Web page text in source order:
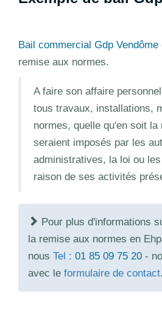
Bail commercial Gdp Vendôme
remise aux normes.
A faire son affaire
tous travaux, installations,
normes, quelle qu'en soit la
seraient imposés par les
administratives, la loi ou
raison de ses activités
Pour plus d'informations
la remise aux normes en
nous Tel : 01 85 09 75 20 -
avec le formulaire de contact.